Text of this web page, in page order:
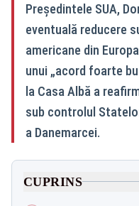
Președintele SUA,
eventuală reducere
americane din
unui „acord foarte
la Casa Albă a
sub controlul
a Danemarcei.
CUPRINS